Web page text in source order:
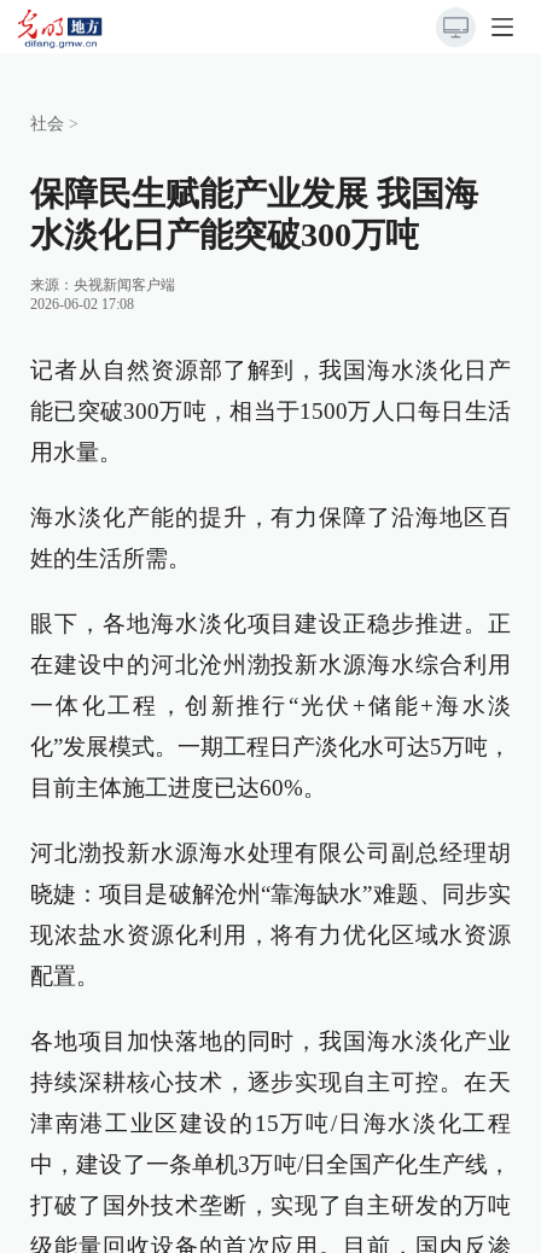
社会 >
保障民生赋能产业发展 我国海
水淡化日产能突破300万吨
来源： 央视新闻客户端
2026-06-02 17:08
记者从自然资源部了解到，我国海水淡化日产
能已突破300万吨，相当于1500万人口每日生活
用水量。
海水淡化产能的提升，有力保障了沿海地区百
姓的生活所需。
眼下，各地海水淡化项目建设正稳步推进。正
在建设中的河北沧州渤投新水源海水综合利用
一体化工程，创新推行“光伏+储能+海水淡
化”发展模式。一期工程日产淡化水可达5万吨，
目前主体施工进度已达60%。
河北渤投新水源海水处理有限公司副总经理胡
晓婕：项目是破解沧州“靠海缺水”难题、同步实
现浓盐水资源化利用，将有力优化区域水资源
配置。
各地项目加快落地的同时，我国海水淡化产业
持续深耕核心技术，逐步实现自主可控。在天
津南港工业区建设的15万吨/日海水淡化工程
中，建设了一条单机3万吨/日全国产化生产线，
打破了国外技术垄断，实现了自主研发的万吨
级能量回收设备的首次应用。目前，国内反渗